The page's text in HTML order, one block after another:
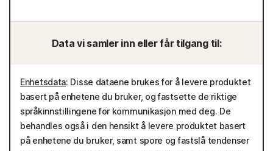
Data vi samler inn eller får tilgang til:
Enhetsdata: Disse dataene brukes for å levere produktet
basert på enhetene du bruker, og fastsette de riktige
språkinnstillingene for kommunikasjon med deg. De
behandles også i den hensikt å levere produktet basert
på enhetene du bruker, samt spore og fastslå tendenser